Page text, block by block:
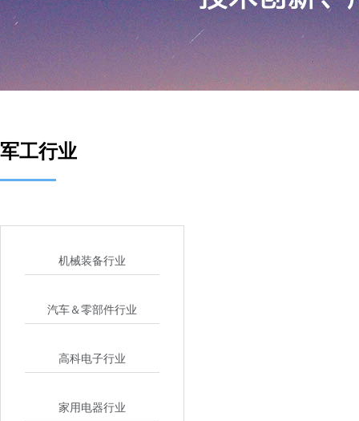
军工行业
机械装备行业
汽车＆零部件行业
高科电子行业
家用电器行业